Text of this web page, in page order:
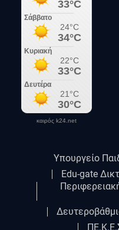
καιρός k24.net
Υπουργείο
Edu-gate